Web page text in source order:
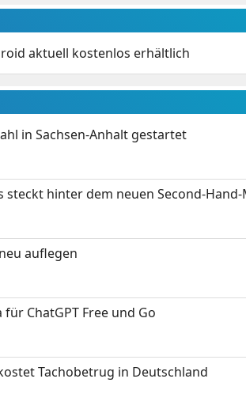
aktuell kostenlos erhältlich
in Sachsen-Anhalt gestartet
steckt hinter dem neuen Second-
auflegen
ChatGPT Free und Go
Tachobetrug in Deutschland